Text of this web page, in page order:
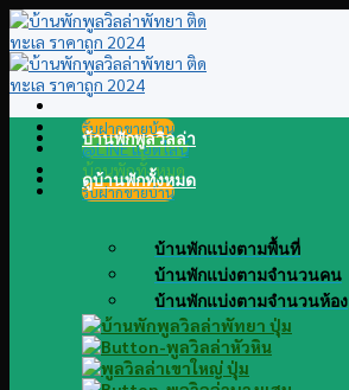
Skip
to
content
รับฝากขายบ้าน
@LINE แอดไลน์
บ้านพักทั้งหมด
รับฝากขายบ้าน
บ้านพักพูลวิลล่า
ดูบ้านพักทั้งหมด
บ้านพักแบ่งตามพื้นที่
บ้านพักแบ่งตามจำนวนคน
บ้านพักแบ่งตามจำนวนห้อง